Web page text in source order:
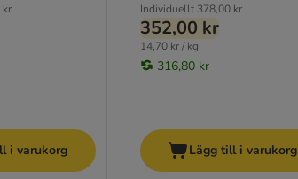
kr
i varukorg
Individuellt 378,00 kr
352,00 kr
14,70 kr / kg
316,80 kr
Lägg till i varukorg